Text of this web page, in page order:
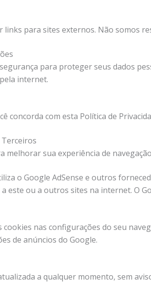
links para sites externos. Não somos
para proteger seus dados
internet.
concorda com esta Política de
melhorar sua experiência de
o Google AdSense e outros
este ou a outros sites na internet. O
cookies nas configurações do seu
de anúncios do Google.
a qualquer momento, sem